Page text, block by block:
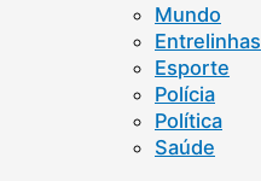
Mundo
Entrelinhas
Esporte
Polícia
Política
Saúde